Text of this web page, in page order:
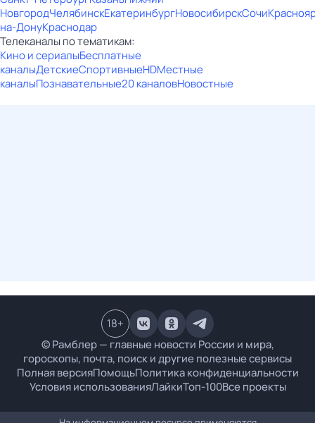
НовгородЧелябинскЕкатеринбургНовосибирскСочи
на-ДонуКраснодар
Телеканалы по тематикам:
Кино и сериалыБесплатные
каналыДетскиеСпортивныеHDМестные
каналыПознавательные20 каналовНовостные
© Рамблер — главные новости России и мира,
гороскопы, почта, поиск и другие полезные сервисы
Полная версияПомощьПолитика конфиденциальности
Условия использованияЛайкиТоп-100Все проекты
18+